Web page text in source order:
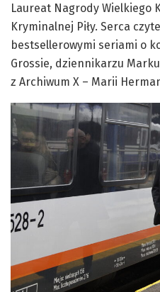
Laureat Nagrody Wielkiego
Kryminalnej Piły. Serca
bestsellerowymi seriami o
Grossie, dziennikarzu
z Archiwum X – Marii